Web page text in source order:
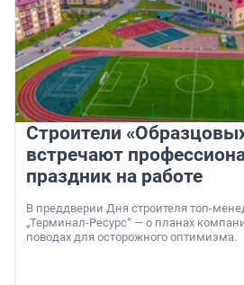
Строители
встречают
праздник на работе
В преддверии Дня строителя топ-
„Терминал-Ресурс“ — о планах
поводах для осторожного оптимизма.